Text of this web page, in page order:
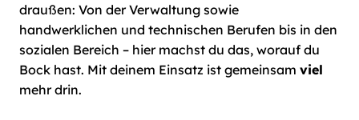
draußen: Von der Verwaltung sowie
handwerklichen und technischen Berufen bis in den
sozialen Bereich – hier machst du das, worauf du
Bock hast. Mit deinem Einsatz ist gemeinsam viel
mehr drin.